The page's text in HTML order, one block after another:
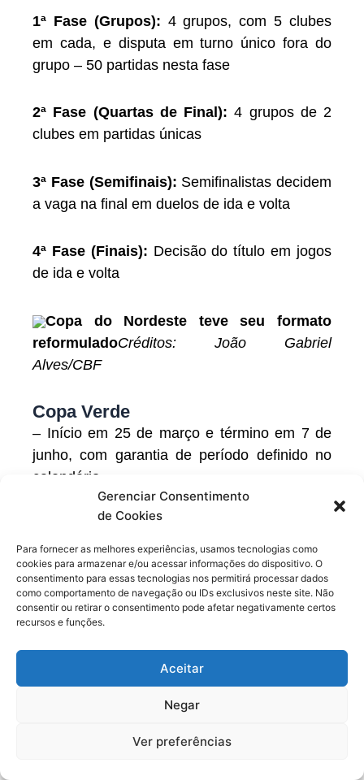
Gerenciar Consentimento
de Cookies
Para fornecer as melhores experiências, usamos tecnologias como
cookies para armazenar e/ou acessar informações do dispositivo. O
consentimento para essas tecnologias nos permitirá processar dados
como comportamento de navegação ou IDs exclusivos neste site. Não
consentir ou retirar o consentimento pode afetar negativamente certos
recursos e funções.
Aceitar
Negar
Ver preferências
1ª Fase (Grupos): 4 grupos, com 5 clubes
em cada, e disputa em turno único fora do
grupo – 50 partidas nesta fase
2ª Fase (Quartas de Final):4 grupos de 2
clubes em partidas únicas
3ª Fase (Semifinais): Semifinalistas decidem
a vaga na final em duelos de ida e volta
4ª Fase (Finais): Decisão do título em jogos
de ida e volta
Copa do Nordeste teve seu formato
reformuladoCréditos: João Gabriel
Alves/CBF
Copa Verde
– Início em 25 de março e término em 7 de
junho, com garantia de período definido no
calendário
– Aumento de 30 para 70 partidas
– Manutenção de 24 clubes participantes,
com mínimo de cinco jogos para cada time e
máximo de 10 jogos para os finalistas
– Clubes que disputam torneios da
CONMEBOL não participam
– Título será decidido entre o campeão da